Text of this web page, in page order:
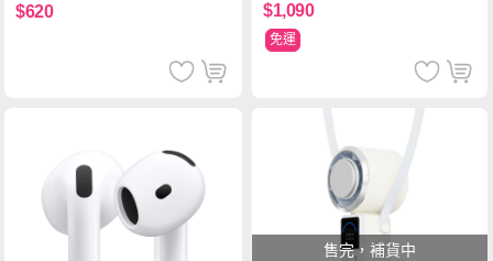
$620 $1,090
免運
售完，補貨中